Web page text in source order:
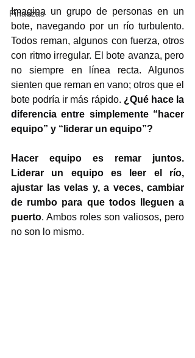
Finanzas
Imagina un grupo de personas en un
bote, navegando por un río turbulento.
Todos reman, algunos con fuerza, otros
con ritmo irregular. El bote avanza, pero
no siempre en línea recta. Algunos
sienten que reman en vano; otros que el
bote podría ir más rápido. ¿Qué hace la
diferencia entre simplemente “hacer
equipo” y “liderar un equipo”?
Hacer equipo es remar juntos.
Liderar un equipo es leer el río,
ajustar las velas y, a veces, cambiar
de rumbo para que todos lleguen a
puerto. Ambos roles son valiosos, pero
no son lo mismo.